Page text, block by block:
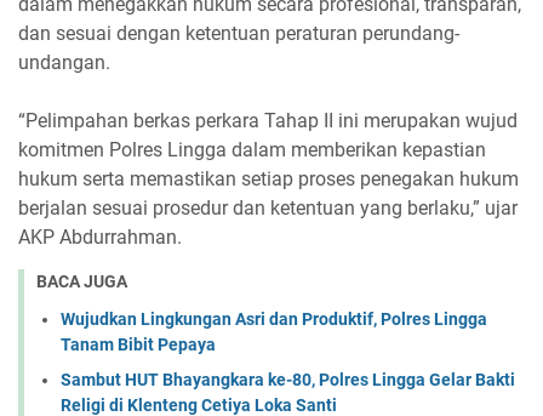
dan sesuai dengan ketentuan peraturan perundang-
undangan.
“Pelimpahan berkas perkara Tahap II ini merupakan wujud
komitmen Polres Lingga dalam memberikan kepastian
hukum serta memastikan setiap proses penegakan hukum
berjalan sesuai prosedur dan ketentuan yang berlaku,” ujar
AKP Abdurrahman.
BACA JUGA
Wujudkan Lingkungan Asri dan Produktif, Polres Lingga
Tanam Bibit Pepaya
Sambut HUT Bhayangkara ke-80, Polres Lingga Gelar Bakti
Religi di Klenteng Cetiya Loka Santi